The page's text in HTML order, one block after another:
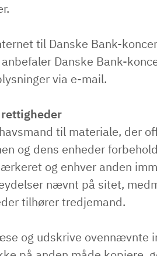
til Danske Bank-
Danske Bank-
via e-mail.
til materiale, der
og dens enheder
og enhver anden
nævnt på sitet,
tilhører tredjemand.
og udskrive ovennævnte